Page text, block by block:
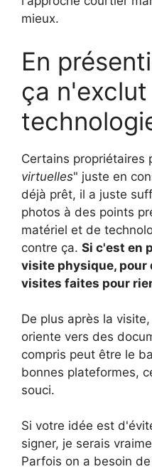
mieux.
En
ça n'exclut
Certains propriétaires
virtuelles" juste en
déjà prêt, il a juste
photos à des points
matériel et de
contre ça. Si c'est en
visite physique, pour
visites faites pour
De plus après la
oriente vers des
compris peut être le
bonnes plateformes,
souci.
Si votre idée est
signer, je serais
Parfois on a besoin